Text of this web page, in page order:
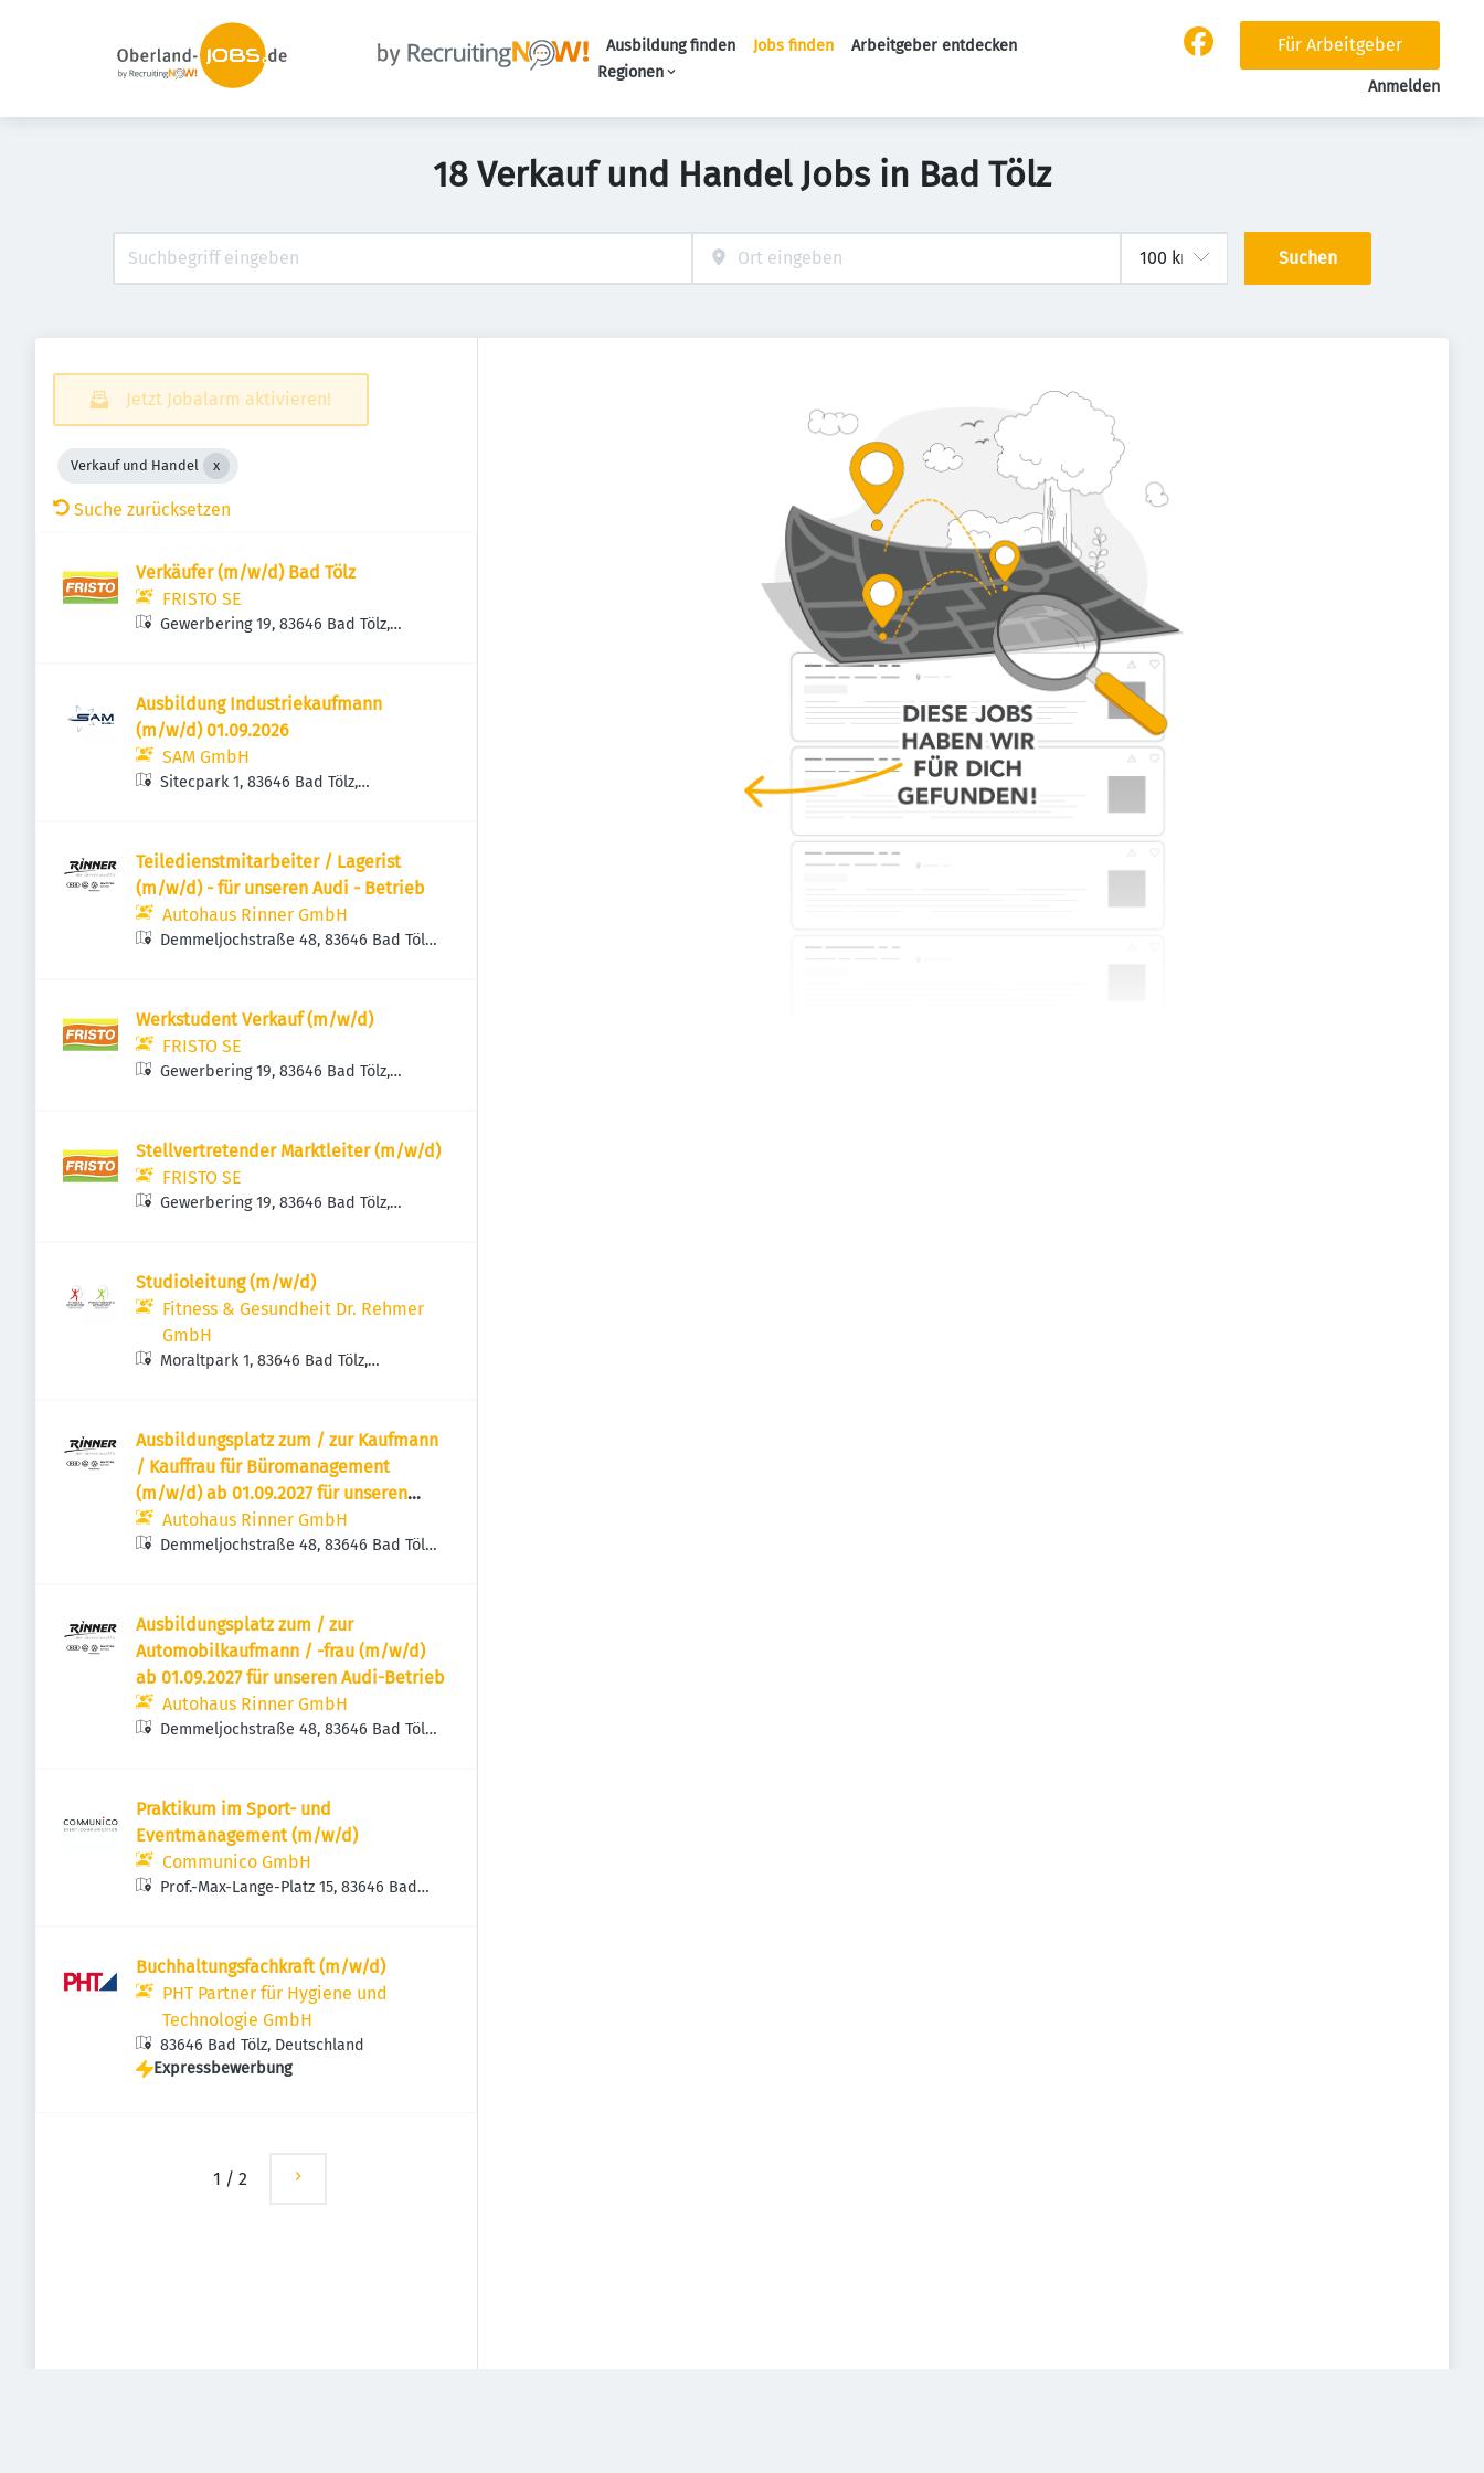
Ausbildung finden Jobs finden
Arbeitgeber entdecken
Regionen
Für Arbeitgeber
Anmelden
18 Verkauf und Handel Jobs in Bad Tölz
Suchen
Jetzt Jobalarm aktivieren!
Verkauf und Handel
Suche zurücksetzen
Verkäufer (m/w/d) Bad Tölz
FRISTO SE
Gewerbering 19, 83646 Bad Tölz,
Ausbildung Industriekaufmann
(m/w/d) 01.09.2026
SAM GmbH
Sitecpark 1, 83646 Bad Tölz,
Teiledienstmitarbeiter / Lagerist
(m/w/d) - für unseren Audi - Betrieb
Autohaus Rinner GmbH
Demmeljochstraße 48, 83646 Bad Tölz,
Werkstudent Verkauf (m/w/d)
FRISTO SE
Gewerbering 19, 83646 Bad Tölz,
Stellvertretender Marktleiter (m/w/d)
FRISTO SE
Gewerbering 19, 83646 Bad Tölz,
Studioleitung (m/w/d)
Fitness & Gesundheit Dr. Rehmer
GmbH
Moraltpark 1, 83646 Bad Tölz,
Ausbildungsplatz zum / zur Kaufmann
/ Kauffrau für Büromanagement
(m/w/d) ab 01.09.2027 für unseren
Audi-Betrieb
Autohaus Rinner GmbH
Demmeljochstraße 48, 83646 Bad Tölz,
Ausbildungsplatz zum / zur
Automobilkaufmann / -frau (m/w/d)
ab 01.09.2027 für unseren Audi-Betrieb
Autohaus Rinner GmbH
Demmeljochstraße 48, 83646 Bad Tölz,
Praktikum im Sport- und
Eventmanagement (m/w/d)
Communico GmbH
Prof.-Max-Lange-Platz 15, 83646 Bad
Buchhaltungsfachkraft (m/w/d)
PHT Partner für Hygiene und
Technologie GmbH
83646 Bad Tölz, Deutschland
Expressbewerbung
1 / 2